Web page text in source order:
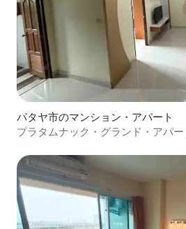
パタヤ市のマンション・アパート
プラタムナック・グランド・アパー